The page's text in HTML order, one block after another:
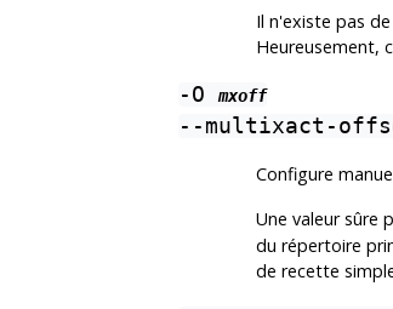
Il n'existe pas
Heureusement,
-Omxoff
--multixact-
Configure
Une valeur sûre
du répertoire
de recette